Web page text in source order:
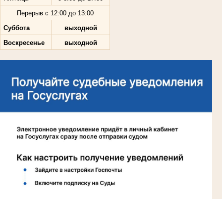
Перерыв с 12:00 до 13:00
Суббота
выходной
Воскресенье
выходной